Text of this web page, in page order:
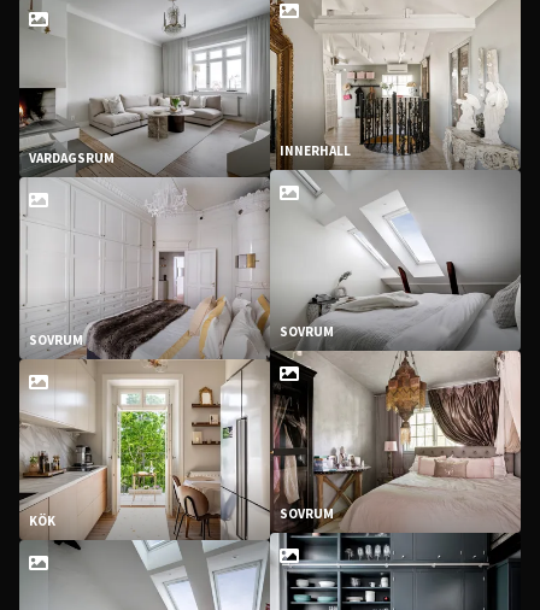
VARDAGSRUM
SOVRUM
KÖK
INNERHALL
SOVRUM
SOVRUM